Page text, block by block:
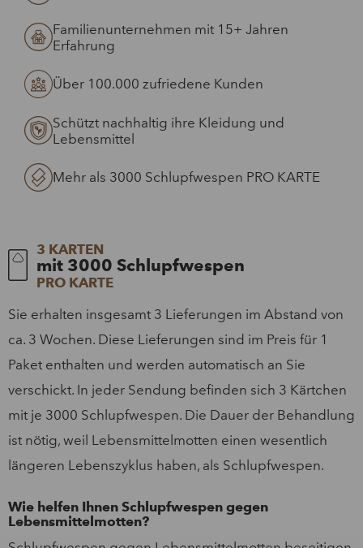
Familienunternehmen mit 15+ Jahren
Erfahrung
Über 100.000 zufriedene Kunden
Schützt nachhaltig ihre Kleidung und
Lebensmittel
Mehr als 3000 Schlupfwespen PRO KARTE
3 KARTEN
mit 3000 Schlupfwespen
PRO KARTE
Sie erhalten insgesamt 3 Lieferungen im Abstand von
ca. 3 Wochen. Diese Lieferungen sind im Preis für 1
Paket enthalten und werden automatisch an Sie
verschickt. In jeder Sendung befinden sich 3 Kärtchen
mit je 3000 Schlupfwespen. Die Dauer der Behandlung
ist nötig, weil Lebensmittelmotten einen wesentlich
längeren Lebenszyklus haben, als Schlupfwespen.
Wie helfen Ihnen Schlupfwespen gegen
Lebensmittelmotten?